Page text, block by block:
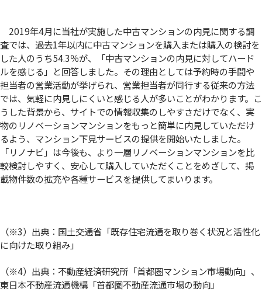
2019年4月に当社が実施した中古マンションの内見に関する調
査では、過去1年以内に中古マンションを購入または購入の検討を
した人のうち54.3％が、「中古マンションの内見に対してハード
ルを感じる」と回答しました。その理由としては予約時の手間や
担当者の営業活動が挙げられ、営業担当者が同行する従来の方法
では、気軽に内見しにくいと感じる人が多いことがわかります。こ
うした背景から、サイトでの情報収集のしやすさだけでなく、実
物のリノベーションマンションをもっと簡単に内見していただけ
るよう、マンション下見サービスの提供を開始いたしました。
「リノナビ」は今後も、より一層リノベーションマンションを比
較検討しやすく、安心して購入していただくことをめざして、掲
載物件数の拡充や各種サービスを提供してまいります。
（※3）出典：国土交通省「既存住宅流通を取り巻く状況と活性化
に向けた取り組み」
（※4）出典：不動産経済研究所「首都圏マンション市場動向」、
東日本不動産流通機構「首都圏不動産流通市場の動向」